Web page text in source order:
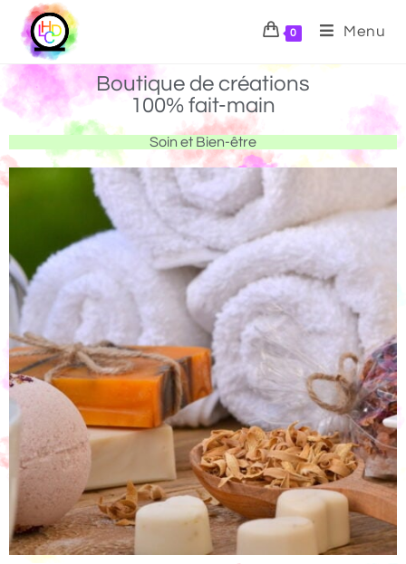
0 Menu
Boutique de créations
100% fait-main
Soin et Bien-être